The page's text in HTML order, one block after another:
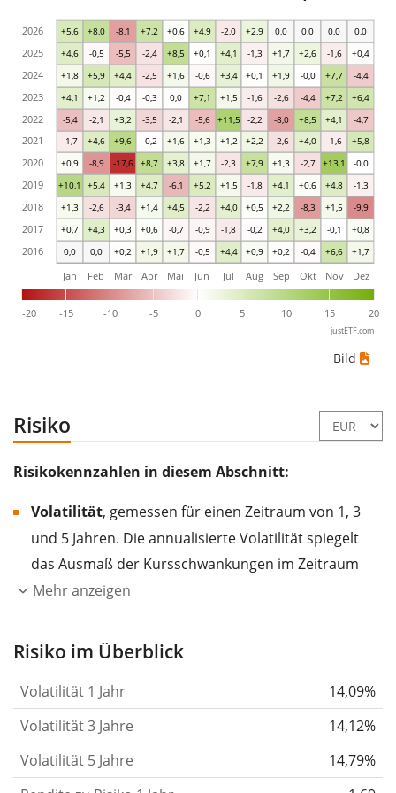
0,0 0,0 +0,2 +1,9 +1,7 -0,5 +4,4 +0,9 +0,2 -0,4 +6,6 +1,7
+0,7 +4,3 +0,3 +0,6 -0,7 -0,9 -1,8 -0,2 +4,0 +3,2 -0,1 +0,8
+1,3 -2,6 -3,4 +1,4 +4,5 -2,2 +4,0 +0,5 +2,2 -8,3 +1,5 -9,9
+10,1 +5,4 +1,3 +4,7 -6,1 +5,2 +1,5 -1,8 +4,1 +0,6 +4,8 -1,3
+0,9 -8,9 -17,6 +8,7 +3,8 +1,7 -2,3 +7,9 +1,3 -2,7 +13,1 -0,0
-1,7 +4,6 +9,6 -0,2 +1,6 +1,3 +1,2 +2,2 -2,6 +4,0 -1,6 +5,8
-5,4 -2,1 +3,2 -3,5 -2,1 -5,6 +11,5 -2,2 -8,0 +8,5 +4,1 -4,7
+4,1 +1,2 -0,4 -0,3 0,0 +7,1 +1,5 -1,6 -2,6 -4,4 +7,2 +6,4
+1,8 +5,9 +4,4 -2,5 +1,6 -0,6 +3,4 +0,1 +1,9 -0,0 +7,7 -4,4
+4,6 -0,5 -5,5 -2,4 +8,5 +0,1 +4,1 -1,3 +1,7 +2,6 -1,6 +0,4
+5,6 +8,0 -8,1 +7,2 +0,6 +4,9 -2,0 +2,9 0,0 0,0 0,0 0,0
-20 -15 -10 -5 0 5 10 15 20
Jan Feb Mär Apr Mai Jun Jul Aug Sep Okt Nov Dez
2016
2017
2018
2019
2020
2021
2022
2023
2024
2025
2026
justETF.com
Bild
Risiko
Risikokennzahlen in diesem Abschnitt:
Volatilität, gemessen für einen Zeitraum von 1, 3
und 5 Jahren. Die annualisierte Volatilität spiegelt
das Ausmaß der Kursschwankungen im Zeitraum
eines Jahres wider.
Aktie, des ETF, usw.) in der Vergangenheit
gelten im Allgemeinen als risikoreicher. Wir
berechnen die Volatilität auf Basis der Daten der
letzten 1, 3 und 5 Jahre, damit du sehen kannst, ob
die Kursschwankungen im Laufe der Zeit stärker
Mehr anzeigen
Risiko im Überblick
Volatilität 1 Jahr
14,09%
Volatilität 3 Jahre
14,12%
Volatilität 5 Jahre
14,79%